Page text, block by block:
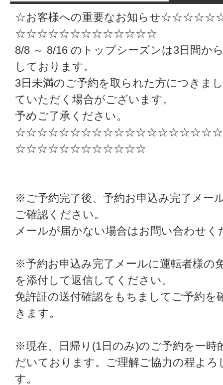
☆お客様への重要なお知らせ
☆☆☆☆☆☆☆☆☆☆☆☆☆
8/8 ～ 8/16 のトップシーズンは3日間か
しております。
3日未満のご予約を取られた方につきま
ていただく場合がございます。
予めご了承ください。
☆☆☆☆☆☆☆☆☆☆☆☆
※ご予約完了後、予約お申込み完了メー
ご確認ください。
メールが届かない場合はお問い合わせく
※予約お申込み完了メールに運転者様の
を添付して返信してください。
免許証の送付確認をもちましてご予約を
きます。
※現在、日帰り(1日のみ)のご予約を一時
だいております。ご理解ご協力の程よ
す。